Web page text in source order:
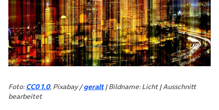
Foto:CC0 1.0, Pixabay /geralt| Bildname: Licht | Ausschnitt
bearbeitet